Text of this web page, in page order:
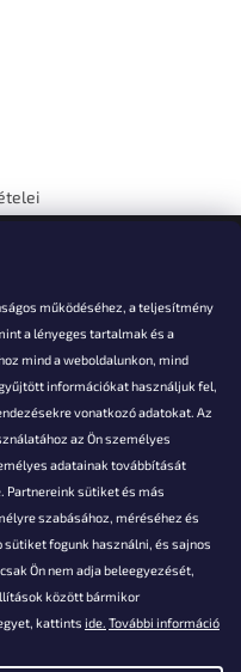
működéséhez, a teljesítmény
a lényeges tartalmak és a
mind a weboldalunkon, mind
információkat használjuk fel,
vonatkozó adatokat. Az
az Ön személyes
adatainak továbbítását
sütiket és más
szabásához, méréséhez és
fogunk használni, és sajnos
Ön nem adja beleegyezését,
között bármikor
kattints ide. További információ